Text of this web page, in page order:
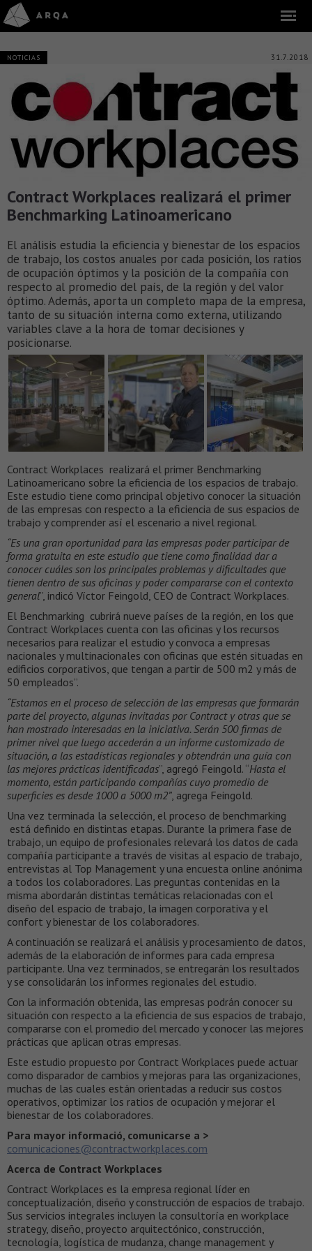
NOTICIAS 31.7.2018
Contract Workplaces realizará el primer
Benchmarking Latinoamericano
El análisis estudia la eficiencia y bienestar de los espacios
de trabajo, los costos anuales por cada posición, los ratios
de ocupación óptimos y la posición de la compañía con
respecto al promedio del país, de la región y del valor
óptimo. Además, aporta un completo mapa de la empresa,
tanto de su situación interna como externa, utilizando
variables clave a la hora de tomar decisiones y
posicionarse.
Contract Workplaces realizará el primer Benchmarking
Latinoamericano sobre la eficiencia de los espacios de trabajo.
Este estudio tiene como principal objetivo conocer la situación
de las empresas con respecto a la eficiencia de sus espacios de
trabajo y comprender así el escenario a nivel regional.
“Es una gran oportunidad para las empresas poder participar de
forma gratuita en este estudio que tiene como finalidad dar a
conocer cuáles son los principales problemas y dificultades que
tienen dentro de sus oficinas y poder compararse con el contexto
general”, indicó Víctor Feingold, CEO de Contract Workplaces.
El Benchmarking cubrirá nueve países de la región, en los que
Contract Workplaces cuenta con las oficinas y los recursos
necesarios para realizar el estudio y convoca a empresas
nacionales y multinacionales con oficinas que estén situadas en
edificios corporativos, que tengan a partir de 500 m2 y más de
50 empleados”.
“Estamos en el proceso de selección de las empresas que formarán
parte del proyecto, algunas invitadas por Contract y otras que se
han mostrado interesadas en la iniciativa. Serán 500 firmas de
primer nivel que luego accederán a un informe customizado de
situación, a las estadísticas regionales y obtendrán una guía con
las mejores prácticas identificadas”, agregó Feingold. “Hasta el
momento, están participando compañías cuyo promedio de
superficies es desde 1000 a 5000 m2”, agrega Feingold.
Una vez terminada la selección, el proceso de benchmarking
está definido en distintas etapas. Durante la primera fase de
trabajo, un equipo de profesionales relevará los datos de cada
compañía participante a través de visitas al espacio de trabajo,
entrevistas al Top Management y una encuesta online anónima
a todos los colaboradores. Las preguntas contenidas en la
misma abordarán distintas temáticas relacionadas con el
diseño del espacio de trabajo, la imagen corporativa y el
confort y bienestar de los colaboradores.
A continuación se realizará el análisis y procesamiento de datos,
además de la elaboración de informes para cada empresa
participante. Una vez terminados, se entregarán los resultados
y se consolidarán los informes regionales del estudio.
Con la información obtenida, las empresas podrán conocer su
situación con respecto a la eficiencia de sus espacios de trabajo,
compararse con el promedio del mercado y conocer las mejores
prácticas que aplican otras empresas.
Este estudio propuesto por Contract Workplaces puede actuar
como disparador de cambios y mejoras para las organizaciones,
muchas de las cuales están orientadas a reducir sus costos
operativos, optimizar los ratios de ocupación y mejorar el
bienestar de los colaboradores.
Para mayor informació, comunicarse a >
comunicaciones@contractworkplaces.com
Acerca de Contract Workplaces
Contract Workplaces es la empresa regional líder en
conceptualización, diseño y construcción de espacios de trabajo.
Sus servicios integrales incluyen la consultoría en workplace
strategy, diseño, proyecto arquitectónico, construcción,
tecnología, logística de mudanza, change management y